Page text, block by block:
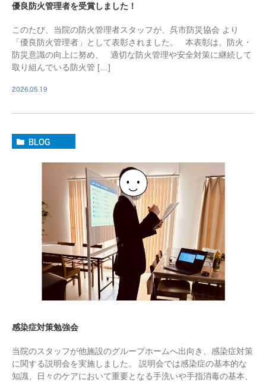
優良防火管理者を受賞しました！
このたび、当院の防火管理者スタッフが、呉市防災協会 より
「優良防火管理者」として表彰されました。 本表彰は、防火・
防災意識の向上に努め、 適切な防火管理や安全対策に継続して
取り組んでいる防火管 […]
2026.05.19
BLOG
感染症対策勉強会
当院のスタッフが他施設のグループホームへ出向き、感染症対策
に関する説明会を実施しました。 説明会では感染症の基本的な
知識、日々のケアにおいて重要となる手洗いや手指消毒の基本、